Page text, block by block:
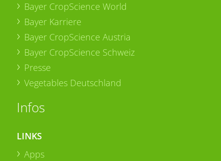
Bayer CropScience World
Bayer Karriere
Bayer CropScience Austria
Bayer CropScience Schweiz
Presse
Vegetables Deutschland
Infos
LINKS
Apps